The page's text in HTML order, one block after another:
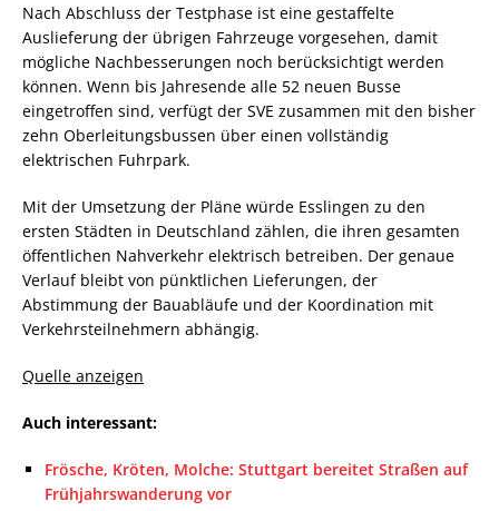
Nach Abschluss der Testphase ist eine gestaffelte
Auslieferung der übrigen Fahrzeuge vorgesehen, damit
mögliche Nachbesserungen noch berücksichtigt werden
können. Wenn bis Jahresende alle 52 neuen Busse
eingetroffen sind, verfügt der SVE zusammen mit den bisher
zehn Oberleitungsbussen über einen vollständig
elektrischen Fuhrpark.
Mit der Umsetzung der Pläne würde Esslingen zu den
ersten Städten in Deutschland zählen, die ihren gesamten
öffentlichen Nahverkehr elektrisch betreiben. Der genaue
Verlauf bleibt von pünktlichen Lieferungen, der
Abstimmung der Bauabläufe und der Koordination mit
Verkehrsteilnehmern abhängig.
Quelle anzeigen
Auch interessant:
Frösche, Kröten, Molche: Stuttgart bereitet Straßen auf
Frühjahrswanderung vor